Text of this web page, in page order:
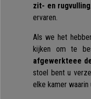
zit- en rugvulling
ervaren.
Als we het
kijken om te
afgewerkteee
stoel bent u
elke kamer waarin